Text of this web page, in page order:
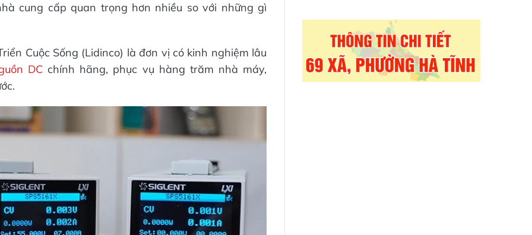
cung cấp quan trọng hơn nhiều so với những gì
Cuộc Sống (Lidinco) là đơn vị có kinh nghiệm lâu
DC chính hãng, phục vụ hàng trăm nhà máy,